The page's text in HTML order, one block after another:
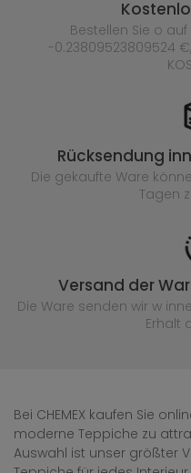
Bestellen Sie o
-0.23809523809524
Rücksendung
Die gekaufte Ware
Tagen
Versand der
Die Ware senden wir w
Erhalt
Bei CHEMEX kaufen Sie
moderne Teppiche zu
Auswahl ist unser größter